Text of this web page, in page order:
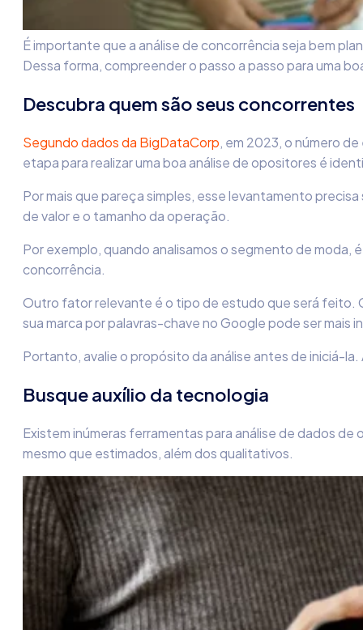
É importante que a análise de concorrência seja bem
Dessa forma, compreender o passo a passo para uma
Descubra quem são seus concorrentes
Segundo dados da BigDataCorp, em 2023, o número
etapa para realizar uma boa análise de opositores é
Por mais que pareça simples, esse levantamento
de valor e o tamanho da operação.
Por exemplo, quando analisamos o segmento de moda,
concorrência.
Outro fator relevante é o tipo de estudo que será feito.
sua marca por palavras-chave no Google pode ser
Portanto, avalie o propósito da análise antes de iniciá-
Busque auxílio da tecnologia
Existem inúmeras ferramentas para análise de dados
mesmo que estimados, além dos qualitativos.